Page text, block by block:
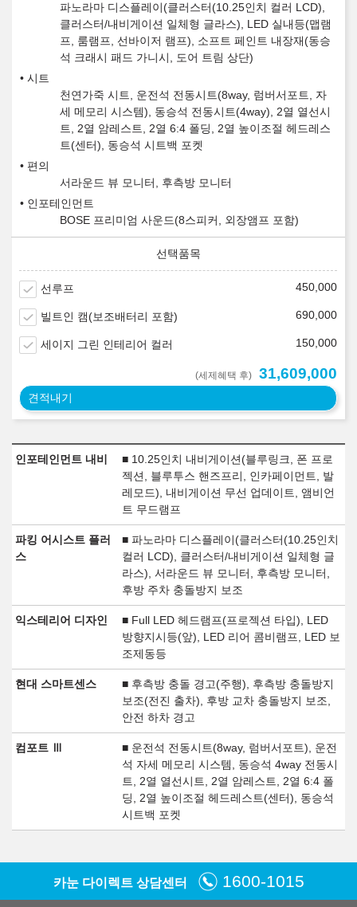
파노라마 디스플레이(클러스터(10.25인치 컬러 LCD),
클러스터/내비게이션 일체형 글라스), LED 실내등(맵램
프, 룸램프, 선바이저 램프), 소프트 페인트 내장재(동승
석 크래시 패드 가니시, 도어 트림 상단)
시트
천연가죽 시트, 운전석 전동시트(8way, 럼버서포트, 자
세 메모리 시스템), 동승석 전동시트(4way), 2열 열선시
트, 2열 암레스트, 2열 6:4 폴딩, 2열 높이조절 헤드레스
트(센터), 동승석 시트백 포켓
편의
서라운드 뷰 모니터, 후측방 모니터
인포테인먼트
BOSE 프리미엄 사운드(8스피커, 외장앰프 포함)
선루프 450,000
빌트인 캠(보조배터리 포함) 690,000
세이지 그린 인테리어 컬러 150,000
(세제혜택 후) 31,609,000
견적내기
인포테인먼트 내비
■ 10.25인치 내비게이션(블루링크, 폰 프로
젝션, 블루투스 핸즈프리, 인카페이먼트, 발
레모드), 내비게이션 무선 업데이트, 앰비언
트 무드램프
파킹 어시스트 플러
스
■ 파노라마 디스플레이(클러스터(10.25인치
컬러 LCD), 클러스터/내비게이션 일체형 글
라스), 서라운드 뷰 모니터, 후측방 모니터,
후방 주차 충돌방지 보조
익스테리어 디자인
■ Full LED 헤드램프(프로젝션 타입), LED
방향지시등(앞), LED 리어 콤비램프, LED 보
조제동등
현대 스마트센스
■ 후측방 충돌 경고(주행), 후측방 충돌방지
보조(전진 출차), 후방 교차 충돌방지 보조,
안전 하차 경고
컴포트 Ⅲ
■ 운전석 전동시트(8way, 럼버서포트), 운전
석 자세 메모리 시스템, 동승석 4way 전동시
트, 2열 열선시트, 2열 암레스트, 2열 6:4 폴
딩, 2열 높이조절 헤드레스트(센터), 동승석
시트백 포켓
카눈 다이렉트 상담센터 1600-1015